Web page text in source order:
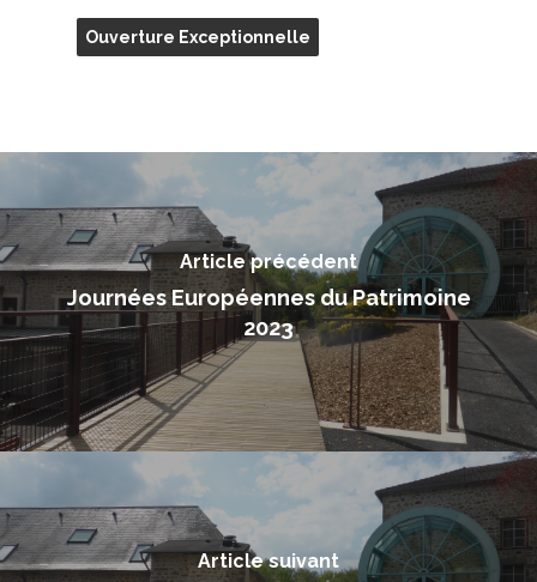
Ouverture Exceptionnelle
Article précédent
Journées Européennes du Patrimoine
2023
Article suivant